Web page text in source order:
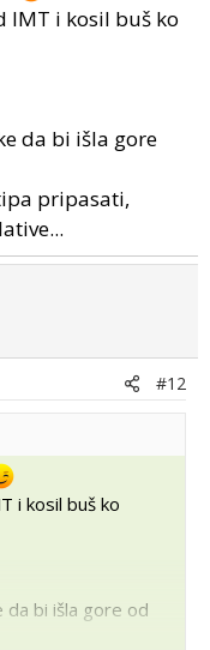
IMT i kosil buš ko
da bi išla gore
pripasati,
#12
i kosil buš ko
bi išla gore od